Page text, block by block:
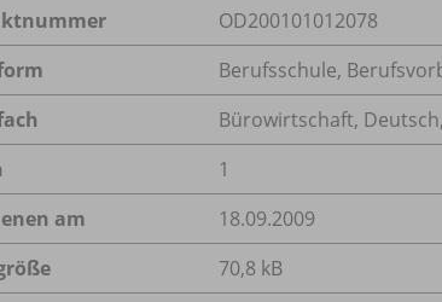
OD200101012078
Berufsschule,
Bürowirtschaft, Deutsch,
1
am
18.09.2009
70,8 kB